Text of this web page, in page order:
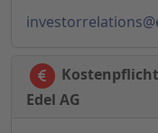
Edel AG